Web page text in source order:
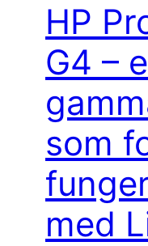
HP
G4 –
som
med